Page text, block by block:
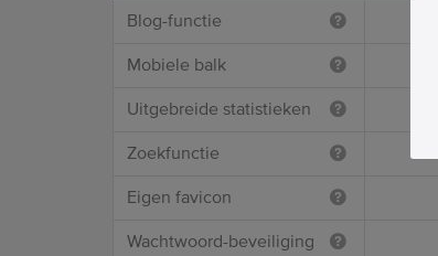
Blog-functie
Mobiele balk
Uitgebreide statistieken
Zoekfunctie
Eigen favicon
Wachtwoord-beveiliging